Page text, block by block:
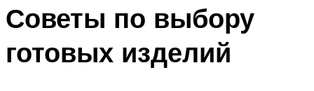
Советы по выбору
готовых изделий